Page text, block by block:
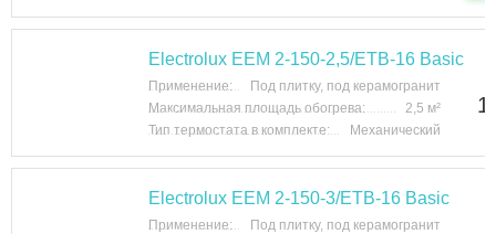
Electrolux EEM 2-150-2,5/ETB-16 Basic
Применение:
Под плитку, под керамогранит
Максимальная площадь обогрева:
2,5 м²
Тип термостата в комплекте:
Механический
Electrolux EEM 2-150-3/ETB-16 Basic
Применение:
Под плитку, под керамогранит